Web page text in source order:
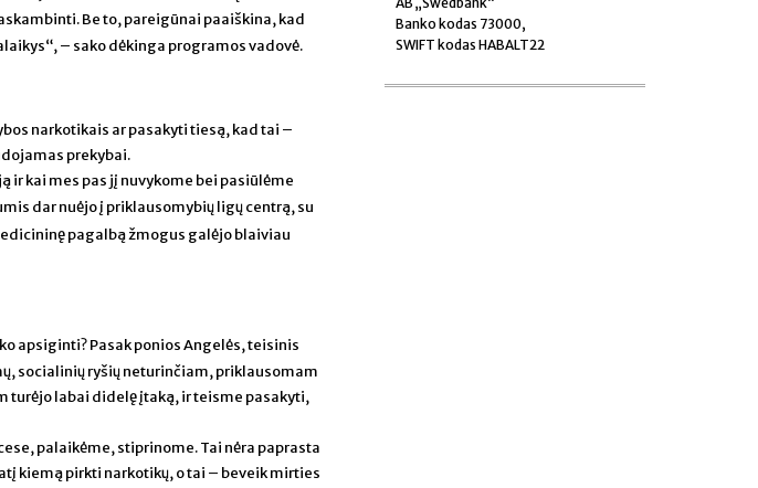
Be to, pareigūnai paaiškina, kad
– sako dėkinga programos vadovė.
narkotikais ar pasakyti tiesą, kad tai –
prekybai.
ir kai mes pas jį nuvykome bei pasiūlėme
dar nuėjo į priklausomybių ligų centrą, su
pagalbą žmogus galėjo blaiviau
apsiginti? Pasak ponios Angelės, teisinis
socialinių ryšių neturinčiam, priklausomam
turėjo labai didelę įtaką, ir teisme pasakyti,
palaikėme, stiprinome. Tai nėra paprasta
kiemą pirkti narkotikų, o tai – beveik mirties
Banko kodas 73000,
SWIFT kodas HABALT22